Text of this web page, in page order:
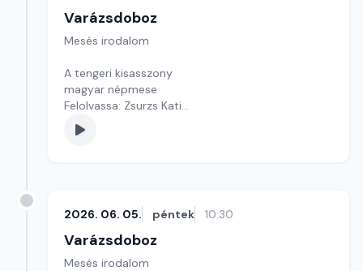
Varázsdoboz
Mesés irodalom
A tengeri kisasszony
magyar népmese
Felolvassa: Zsurzs Kati
Szerkesztő: Varga Andrea
2026. 06. 05. péntek 10:30
Varázsdoboz
Mesés irodalom